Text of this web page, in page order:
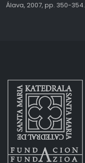
Álava, 2007, pp. 350-354.